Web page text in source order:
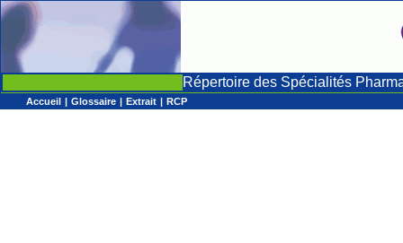
Répertoire des Spécialités
Accueil | Glossaire | Extrait | RCP